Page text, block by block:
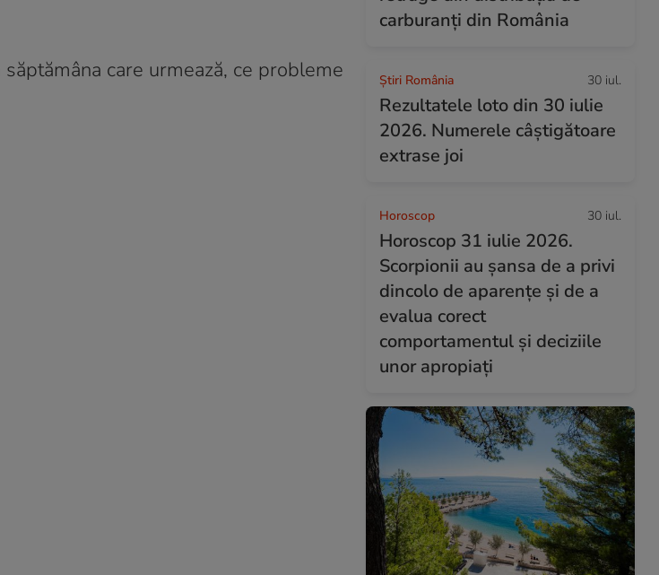
care urmează, ce probleme
carburanți din România
Știri România 30 iul.
Rezultatele loto din 30 iulie
2026. Numerele câștigătoare
extrase joi
Horoscop 30 iul.
Horoscop 31 iulie 2026.
Scorpionii au șansa de a privi
dincolo de aparențe și de a
evalua corect
comportamentul și deciziile
unor apropiați